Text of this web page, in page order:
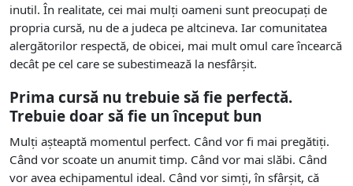
inutil. În realitate, cei mai mulți oameni sunt preocupați de
propria cursă, nu de a judeca pe altcineva. Iar comunitatea
alergătorilor respectă, de obicei, mai mult omul care încearcă
decât pe cel care se subestimează la nesfârșit.
Prima cursă nu trebuie să fie perfectă.
Trebuie doar să fie un început bun
Mulți așteaptă momentul perfect. Când vor fi mai pregătiți.
Când vor scoate un anumit timp. Când vor mai slăbi. Când
vor avea echipamentul ideal. Când vor simți, în sfârșit, că